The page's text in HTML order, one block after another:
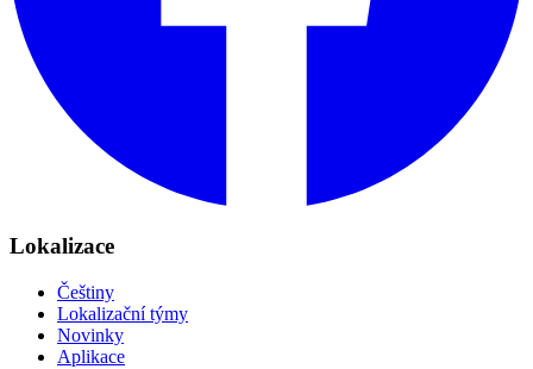
Lokalizace
Češtiny
Lokalizační týmy
Novinky
Aplikace